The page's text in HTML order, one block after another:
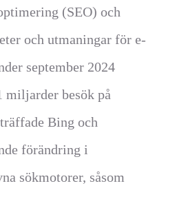
(SEO) och
och utmaningar för e-
september 2024
miljarder besök på
Bing och
förändring i
sökmotorer, såsom